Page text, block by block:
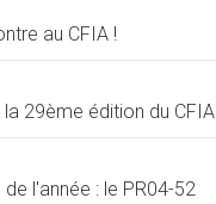
au CFIA !
29ème édition du CFIA
l'année : le PR04-52